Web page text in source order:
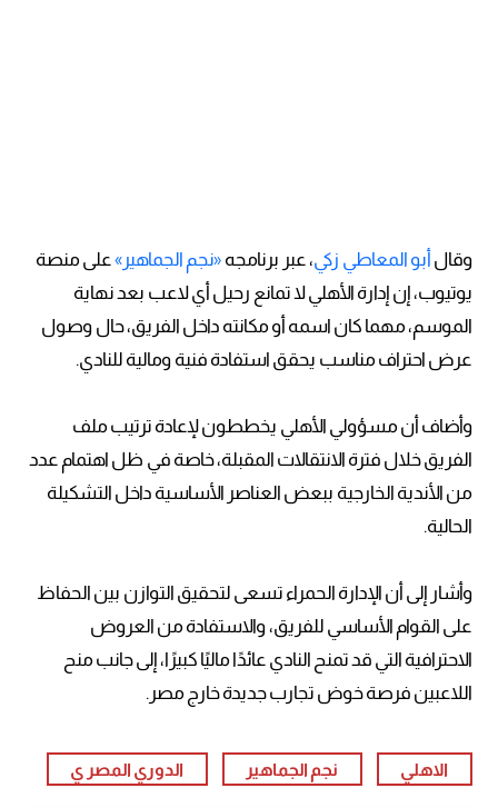
وقالأبو المعاطي زكي، عبر برنامجه«نجم الجماهير»على منصة
يوتيوب، إن إدارة الأهلي لا تمانع رحيل أي لاعب بعد نهاية
الموسم، مهما كان اسمه أو مكانته داخل الفريق، حال وصول
عرض احتراف مناسب يحقق استفادة فنية ومالية للنادي.
وأضاف أن مسؤولي الأهلي يخططون لإعادة ترتيب ملف
الفريق خلال فترة الانتقالات المقبلة، خاصة في ظل اهتمام عدد
من الأندية الخارجية ببعض العناصر الأساسية داخل التشكيلة
الحالية.
وأشار إلى أن الإدارة الحمراء تسعى لتحقيق التوازن بين الحفاظ
على القوام الأساسي للفريق، والاستفادة من العروض
الاحترافية التي قد تمنح النادي عائدًا ماليًا كبيرًا، إلى جانب منح
اللاعبين فرصة خوض تجارب جديدة خارج مصر.
الاهلي نجم الجماهير الدوري المصر ي